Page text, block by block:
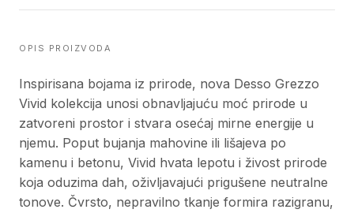
OPIS PROIZVODA
Inspirisana bojama iz prirode, nova Desso Grezzo
Vivid kolekcija unosi obnavljajuću moć prirode u
zatvoreni prostor i stvara osećaj mirne energije u
njemu. Poput bujanja mahovine ili lišajeva po
kamenu i betonu, Vivid hvata lepotu i živost prirode
koja oduzima dah, oživljavajući prigušene neutralne
tonove. Čvrsto, nepravilno tkanje formira razigranu,